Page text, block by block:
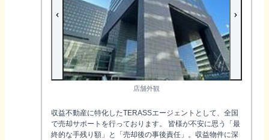
店舗外観
収益不動産に特化したTERASSエージェントとして、全国
で売却サポートを行っております。 皆様が不安に思う「最
終的な手残り額」と「売却後の事後責任」。収益物件に深